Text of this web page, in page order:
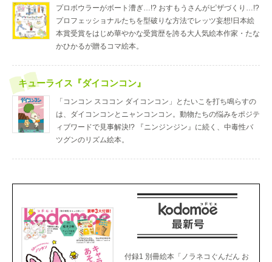
プロボウラーがボート漕ぎ…!? おすもうさんがピザづくり…!?
プロフェッショナルたちを型破りな方法でレッツ妄想!日本絵
本賞受賞をはじめ華やかな受賞歴を誇る大人気絵本作家・たな
かひかるが贈るコマ絵本。
キューライス『ダイコンコン』
「コンコン スココン ダイコンコン」とたいこを打ち鳴らすの
は、ダイコンコンとニャンコンコン。動物たちの悩みをポジテ
ィブワードで見事解決!? 『ニンジンジン』に続く、中毒性バ
ツグンのリズム絵本。
付録1 別冊絵本「ノラネコぐんだん お